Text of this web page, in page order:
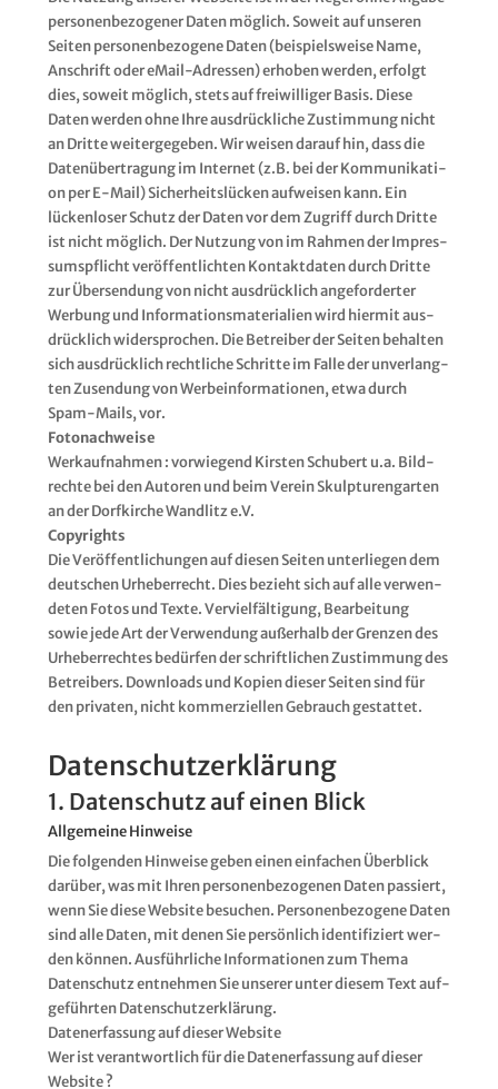
per­so­nen­be­zo­ge­ner Daten mög­lich. Soweit auf unse­ren
Sei­ten per­so­nen­be­zo­ge­ne Daten (bei­spiels­wei­se Name,
Anschrift oder eMail-Adres­sen) erho­ben wer­den, erfolgt
dies, soweit mög­lich, stets auf frei­wil­li­ger Basis. Die­se
Daten wer­den ohne Ihre aus­drück­li­che Zustim­mung nicht
an Drit­te wei­ter­ge­ge­ben. Wir wei­sen dar­auf hin, dass die
Daten­über­tra­gung im Inter­net (z.B. bei der Kom­mu­ni­ka­ti­
on per E‑Mail) Sicher­heits­lü­cken auf­wei­sen kann. Ein
lücken­lo­ser Schutz der Daten vor dem Zugriff durch Drit­te
ist nicht mög­lich. Der Nut­zung von im Rah­men der Impres­
sums­pflicht ver­öf­fent­lich­ten Kon­takt­da­ten durch Drit­te
zur Über­sen­dung von nicht aus­drück­lich ange­for­der­ter
Wer­bung und Infor­ma­ti­ons­ma­te­ria­li­en wird hier­mit aus­
drück­lich wider­spro­chen. Die Betrei­ber der Sei­ten behal­ten
sich aus­drück­lich recht­li­che Schrit­te im Fal­le der unver­lang­
ten Zusen­dung von Wer­be­infor­ma­tio­nen, etwa durch
Spam-Mails, vor.
Foto­nach­wei­se
Werk­auf­nah­men : vor­wie­gend Kirs­ten Schu­bert u.a. Bild­
rech­te bei den Autoren und beim Ver­ein Skulp­tu­ren­gar­ten
an der Dorf­kir­che Wand­litz e.V.
Copy­rights
Die Ver­öf­fent­li­chun­gen auf die­sen Sei­ten unter­lie­gen dem
deut­schen Urhe­ber­recht. Dies bezieht sich auf alle ver­wen­
de­ten Fotos und Tex­te. Ver­viel­fäl­ti­gung, Bear­bei­tung
sowie jede Art der Ver­wen­dung außer­halb der Gren­zen des
Urhe­ber­rech­tes bedür­fen der schrift­li­chen Zustim­mung des
Betrei­bers. Down­loads und Kopien die­ser Sei­ten sind für
den pri­va­ten, nicht kom­mer­zi­el­len Gebrauch gestattet.
Datenschutz­erklärung
1. Datenschutz auf einen Blick
Allgemeine Hinweise
Die fol­gen­den Hin­wei­se geben einen ein­fa­chen Über­blick
dar­über, was mit Ihren per­so­nen­be­zo­ge­nen Daten pas­siert,
wenn Sie die­se Web­site besu­chen. Per­so­nen­be­zo­ge­ne Daten
sind alle Daten, mit denen Sie per­sön­lich iden­ti­fi­ziert wer­
den kön­nen. Aus­führ­li­che Infor­ma­tio­nen zum The­ma
Daten­schutz ent­neh­men Sie unse­rer unter die­sem Text auf­
ge­führ­ten Daten­schutz­er­klä­rung.
Daten­er­fas­sung auf die­ser Web­site
Wer ist ver­ant­wort­lich für die Daten­er­fas­sung auf die­ser
Web­site ?